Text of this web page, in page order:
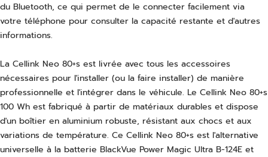
du Bluetooth, ce qui permet de le connecter facilement via
votre téléphone pour consulter la capacité restante et d'autres
informations.
La Cellink Neo 80+s est livrée avec tous les accessoires
nécessaires pour l'installer (ou la faire installer) de manière
professionnelle et l'intégrer dans le véhicule. Le Cellink Neo 80+s
100 Wh est fabriqué à partir de matériaux durables et dispose
d'un boîtier en aluminium robuste, résistant aux chocs et aux
variations de température. Ce Cellink Neo 80+s est l'alternative
universelle à la batterie BlackVue Power Magic Ultra B-124E et